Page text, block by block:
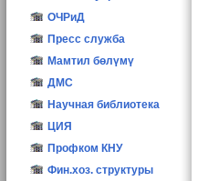
ОЧРиД
Пресс служба
Мамтил бөлүмү
ДМС
Научная библиотека
ЦИЯ
Профком КНУ
Фин.хоз. структуры